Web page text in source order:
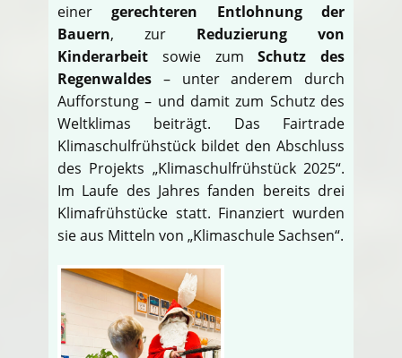
einergerechteren Entlohnung der
Bauern, zur Reduzierung von
Kinderarbeit sowie zumSchutz des
Regenwaldes – unter anderem durch
Aufforstung – und damit zum Schutz des
Weltklimas beiträgt. Das Fairtrade
Klimaschulfrühstück bildet den Abschluss
des Projekts „Klimaschulfrühstück 2025“.
Im Laufe des Jahres fanden bereits drei
Klimafrühstücke statt. Finanziert wurden
sie aus Mitteln von „Klimaschule Sachsen“.